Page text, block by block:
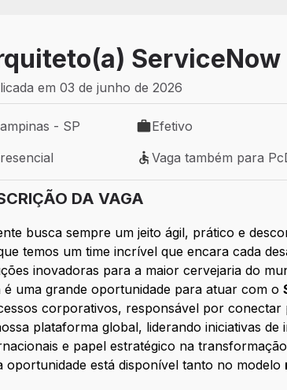
em 03 de junho de 2026
de trabalho: Campinas - SP
- SP
Tipo de vaga: Efetivo
Efetivo
de trabalho: PresencialVaga também para PcD
Vaga também para
DA VAGA
busca sempre um jeito ágil, prático e
temos um time incrível que encara cada
inovadoras para a maior cervejaria do
é uma grande oportunidade para atuar com o
corporativos, responsável por conectar
plataforma global, liderando iniciativas
e papel estratégico na
oportunidade está disponível tanto no modelo